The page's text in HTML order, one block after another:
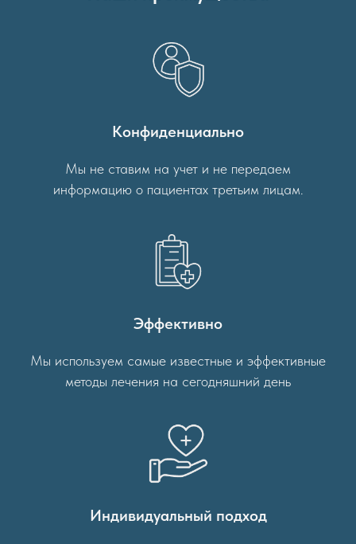
Наши преимущества
Конфиденциально
Мы не ставим на учет и не передаем
Эффективно
Мы используем самые известные и эффективные
Индивидуальный подход